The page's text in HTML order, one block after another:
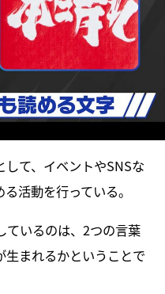
て、イベントやSNSな
活動を行っている。
ているのは、2つの言葉
生まれるかということで